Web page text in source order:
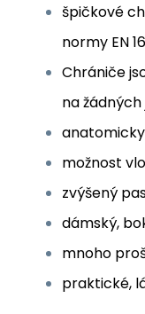
špičkové
normy EN
Chrániče
na
možnost
zvýšený
dámský,
mnoho
praktické,